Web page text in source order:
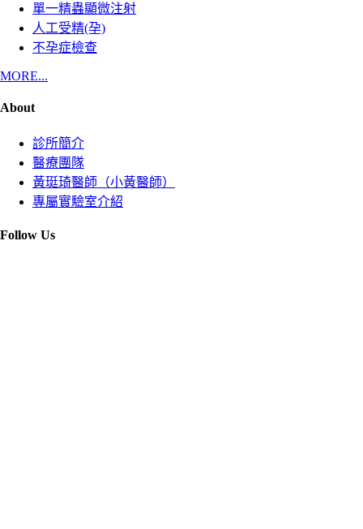
單一精蟲顯微注射
人工受精(孕)
不孕症檢查
MORE...
About
診所簡介
醫療團隊
黃珽琦醫師（小黃醫師）
專屬實驗室介紹
Follow Us